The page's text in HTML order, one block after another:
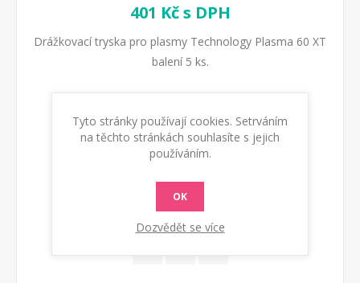
401 Kč s DPH
Drážkovací tryska pro plasmy Technology Plasma 60 XT
balení 5 ks.
Kód: 804167
Dostupnost: Skladem
Tyto stránky používají cookies. Setrváním
na těchto stránkách souhlasíte s jejich
používáním.
OK
Dozvědět se více